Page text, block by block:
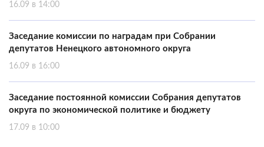
16.09 в 14:00
Заседание комиссии по наградам при Собрании
депутатов Ненецкого автономного округа
16.09 в 16:00
Заседание постоянной комиссии Собрания депутатов
округа по экономической политике и бюджету
17.09 в 10:00